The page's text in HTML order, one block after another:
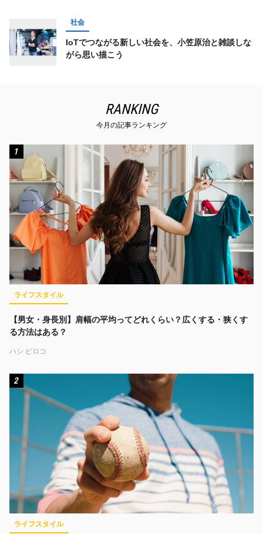
社会
IoTでつながる新しい社会を、小笠原治と雑談しな
がら思い描こう
RANKING
今月の記事ランキング
1
ライフスタイル
【男女・身長別】肩幅の平均ってどれくらい？広くする・狭くす
る方法はある？
ハシ ビロコ
2
ライフスタイル